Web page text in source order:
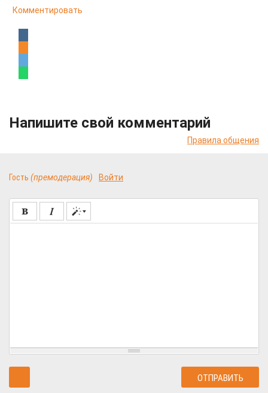
Комментировать
Напишите свой комментарий
Правила общения
Гость (премодерация) Войти